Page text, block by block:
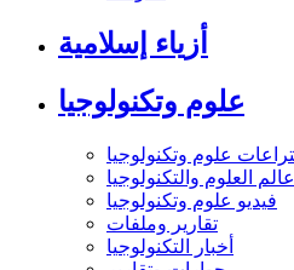
أزياء إسلامية
علوم وتكنولوجيا
علوم وتكنولوجيا
عالم العلوم والتكنولوجيا
فيديو علوم وتكنولوجيا
تقارير وملفات
أخبار التكنولوجيا